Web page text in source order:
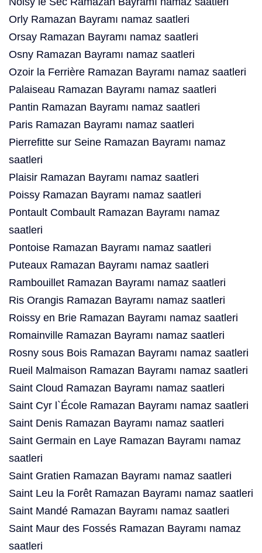
Orly Ramazan Bayramı namaz saatleri
Orsay Ramazan Bayramı namaz saatleri
Osny Ramazan Bayramı namaz saatleri
Ozoir la Ferrière Ramazan Bayramı namaz saatleri
Palaiseau Ramazan Bayramı namaz saatleri
Pantin Ramazan Bayramı namaz saatleri
Paris Ramazan Bayramı namaz saatleri
Pierrefitte sur Seine Ramazan Bayramı namaz
saatleri
Plaisir Ramazan Bayramı namaz saatleri
Poissy Ramazan Bayramı namaz saatleri
Pontault Combault Ramazan Bayramı namaz
saatleri
Pontoise Ramazan Bayramı namaz saatleri
Puteaux Ramazan Bayramı namaz saatleri
Rambouillet Ramazan Bayramı namaz saatleri
Ris Orangis Ramazan Bayramı namaz saatleri
Roissy en Brie Ramazan Bayramı namaz saatleri
Romainville Ramazan Bayramı namaz saatleri
Rosny sous Bois Ramazan Bayramı namaz saatleri
Rueil Malmaison Ramazan Bayramı namaz saatleri
Saint Cloud Ramazan Bayramı namaz saatleri
Saint Cyr l`École Ramazan Bayramı namaz saatleri
Saint Denis Ramazan Bayramı namaz saatleri
Saint Germain en Laye Ramazan Bayramı namaz
saatleri
Saint Gratien Ramazan Bayramı namaz saatleri
Saint Leu la Forêt Ramazan Bayramı namaz saatleri
Saint Mandé Ramazan Bayramı namaz saatleri
Saint Maur des Fossés Ramazan Bayramı namaz
saatleri